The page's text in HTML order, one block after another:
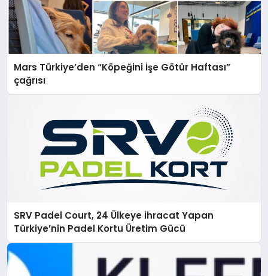
Mars Türkiye’den “Köpeğini İşe Götür Haftası”
çağrısı
SRV Padel Court, 24 Ülkeye İhracat Yapan
Türkiye’nin Padel Kortu Üretim Gücü